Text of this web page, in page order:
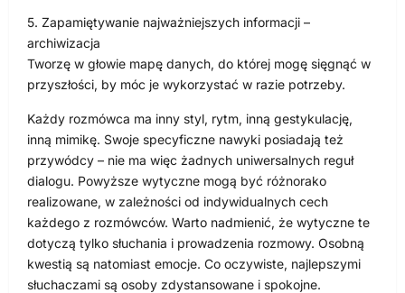
5. Zapamiętywanie najważniejszych informacji –
archiwizacja
Tworzę w głowie mapę danych, do której mogę sięgnąć w
przyszłości, by móc je wykorzystać w razie potrzeby.
Każdy rozmówca ma inny styl, rytm, inną gestykulację,
inną mimikę. Swoje specyficzne nawyki posiadają też
przywódcy – nie ma więc żadnych uniwersalnych reguł
dialogu. Powyższe wytyczne mogą być różnorako
realizowane, w zależności od indywidualnych cech
każdego z rozmówców. Warto nadmienić, że wytyczne te
dotyczą tylko słuchania i prowadzenia rozmowy. Osobną
kwestią są natomiast emocje. Co oczywiste, najlepszymi
słuchaczami są osoby zdystansowane i spokojne.